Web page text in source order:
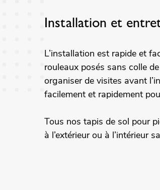
Installation et
L’installation est rapide et
rouleaux posés sans colle
organiser de visites avant
facilement et rapidement
Tous nos tapis de sol pour
à l’extérieur ou à l’intérieur